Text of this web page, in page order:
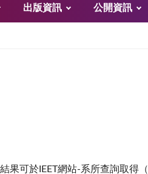
出版資訊 公開資訊
果可於IEET網站-系所查詢取得（